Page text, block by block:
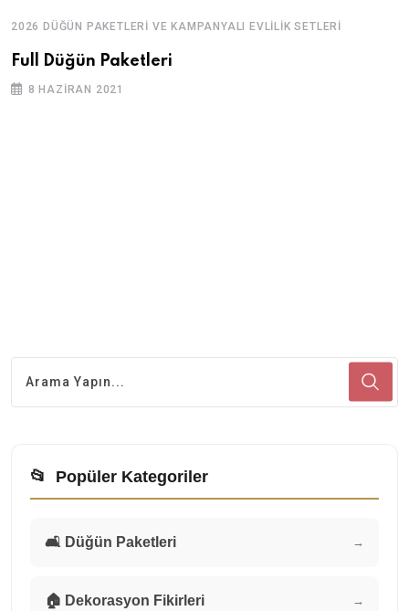
2026 DÜĞÜN PAKETLERI VE KAMPANYALI EVLILIK SETLERI
Full Düğün Paketleri
8 HAZIRAN 2021
📂 Popüler Kategoriler
🛋️ Düğün Paketleri →
🏠 Dekorasyon Fikirleri →